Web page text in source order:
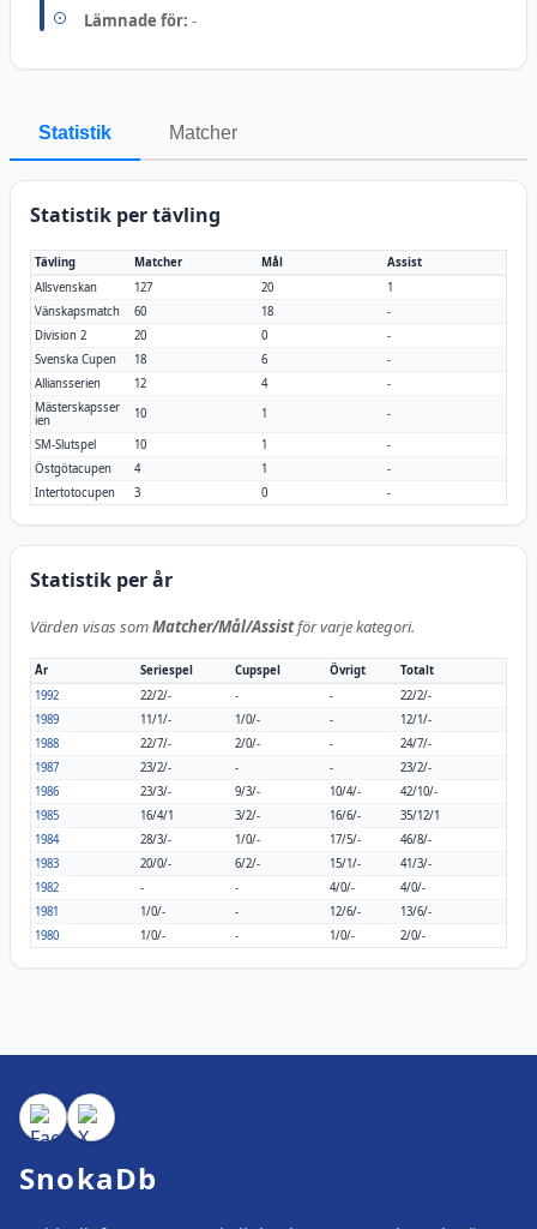
Lämnade för: -
Statistik Matcher
Statistik per tävling
Tävling Matcher Mål
Assist
Allsvenskan
127 20
1
Vänskapsmatch
60 18
-
Division 2
20 0
-
Svenska Cupen
18 6
-
Alliansserien
12 4
-
Mästerskapsser
ien
10 1
-
SM-Slutspel
10 1
-
Östgötacupen
4 1
-
Intertotocupen
3 0 -
Statistik per år
Värden visas somMatcher/Mål/Assistför varje kategori.
År Seriespel Cupspel Övrigt
Totalt
1992
22/2/- - -
22/2/-
1989
11/1/- 1/0/- -
12/1/-
1988
22/7/- 2/0/- -
24/7/-
1987
23/2/- - -
23/2/-
1986
23/3/- 9/3/- 10/4/-
42/10/-
1985
16/4/1 3/2/- 16/6/-
35/12/1
1984
28/3/- 1/0/- 17/5/-
46/8/-
1983
20/0/- 6/2/- 15/1/-
41/3/-
1982
- - 4/0/-
4/0/-
1981
1/0/- - 12/6/-
13/6/-
1980
1/0/- - 1/0/- 2/0/-
SnokaDb